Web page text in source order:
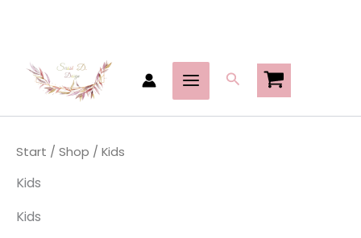
Suchen
Start / Shop / Kids
Kids
Kids